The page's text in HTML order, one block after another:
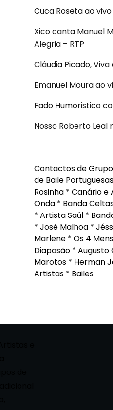
Cuca Roseta ao vivo
Xico canta Manuel
Alegria – RTP
Cláudia Picado, Viva
Emanuel Moura ao
Fado Humoristico
Nosso Roberto Leal
Contactos de
de Baile Portuguesas
Rosinha * Canário e
Onda * Banda
* Artista Saúl *
* José Malhoa *
Marlene * Os 4 Mens
Diapasão * Augusto
Marotos * Herman
Artistas * Bailes